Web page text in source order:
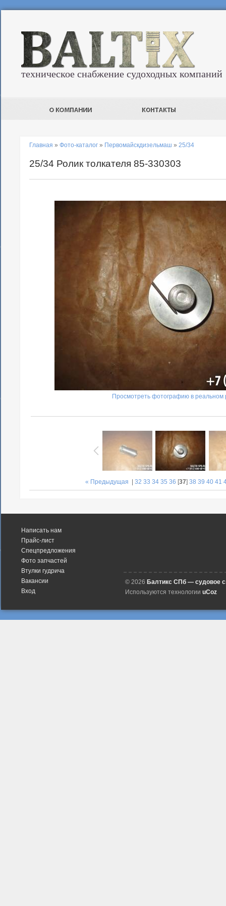
техническое снабжение судоходных компаний
Главная » Фото-каталог » Первомайскдизельмаш » 25/34
25/34 Ролик толкателя 85-330303
Просмотреть фотографию в реальном
« Предыдущая 32 33 34 35 36 [37] 38 39 40 41
Написать нам
Прайс-лист
Спецпредложения
Фото запчастей
Втулки гудрича
Вакансии
Вход
© 2026 Балтикс СПб — судовое
Используются технологии uCoz